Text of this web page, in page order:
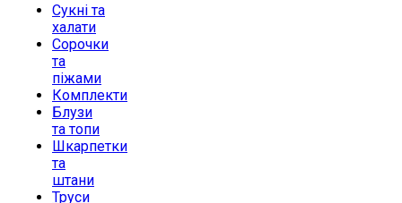
Сукні та
халати
Сорочки
та
піжами
Комплекти
Блузи
та топи
Шкарпетки
та
штани
Труси